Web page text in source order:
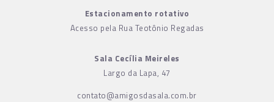
Estacionamento rotativo
Acesso pela Rua Teotônio Regadas
Sala Cecília Meireles
Largo da Lapa, 47
contato@amigosdasala.com.br